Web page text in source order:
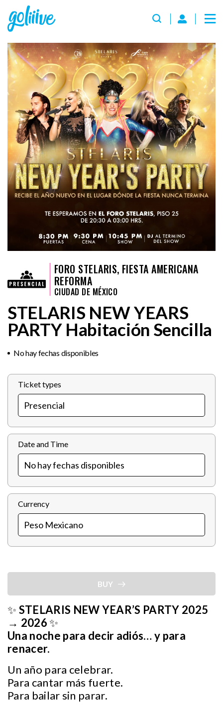
FORO STELARIS, FIESTA AMERICANA
REFORMA
CIUDAD DE MÉXICO
STELARIS NEW YEARS
PARTY Habitación Sencilla
No hay fechas disponibles
Ticket types
Date and Time
Currency
BUY
✨ STELARIS NEW YEAR’S PARTY 2025
→ 2026✨
Una noche para decir adiós… y para
renacer.
Un año para celebrar.
Para cantar más fuerte.
Para bailar sin parar.